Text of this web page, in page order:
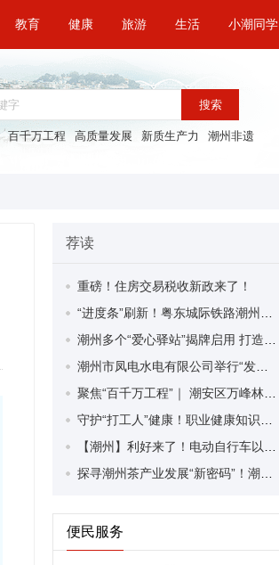
教育 健康 旅游 生活 小潮同学
搜索
百千万工程 高质量发展 新质生产力 潮州非遗
荐读
重磅！住房交易税收新政来了！
便民服务